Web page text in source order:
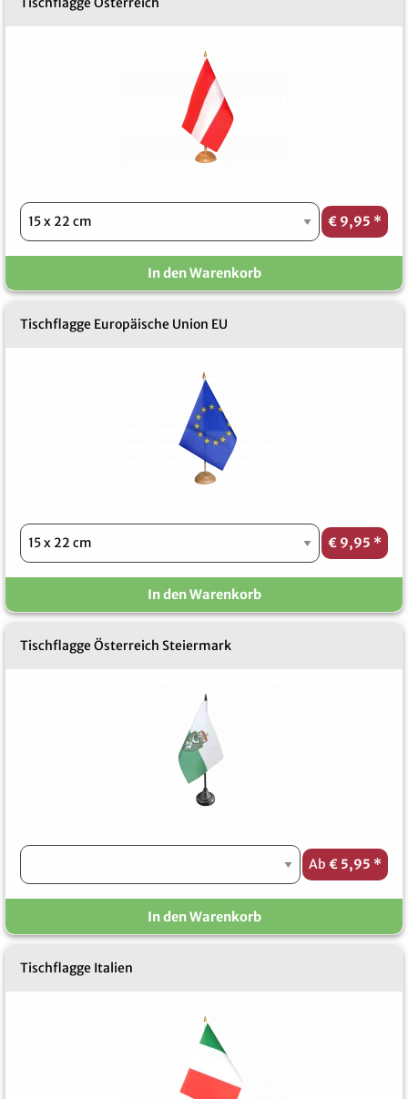
€ 9,95 *
In den Warenkorb
Tischflagge Europäische Union EU
€ 9,95 *
In den Warenkorb
Tischflagge Österreich Steiermark
Ab € 5,95 *
In den Warenkorb
Tischflagge Italien